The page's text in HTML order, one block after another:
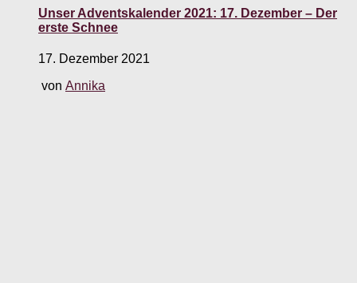
Unser Adventskalender 2021: 17. Dezember – Der
erste Schnee
17. Dezember 2021
von Annika